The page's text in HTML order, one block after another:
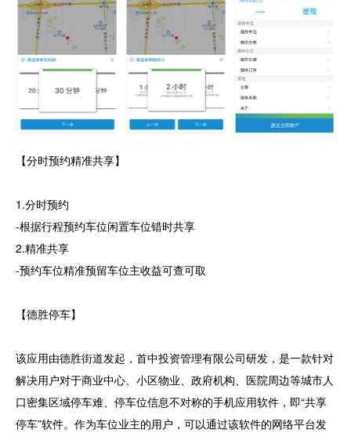
【分时预约精准共享】
1.分时预约
-根据行程预约车位闲置车位错时共享
2.精准共享
-预约车位精准预留车位主收益可查可取
【德胜停车】
该应用由德胜街道发起，首中投资管理有限公司研发，是一款针对
解决用户对于商业中心、小区物业、政府机构、医院周边等城市人
口密集区域停车难、停车位信息不对称的手机应用软件，即“共享
停车”软件。作为车位业主的用户，可以通过该软件的网络平台发